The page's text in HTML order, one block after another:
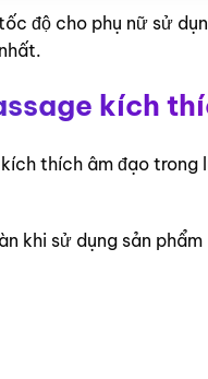
độ cho phụ nữ sử
kích
thích âm đạo trong
khi sử dụng sản phẩm